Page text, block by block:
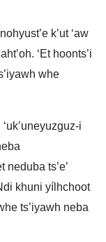
k’ut ‘aw
‘Et hoonts’i
whe
i
neduba ts’e’
khuni yílhchoot
ts’iyawh neba